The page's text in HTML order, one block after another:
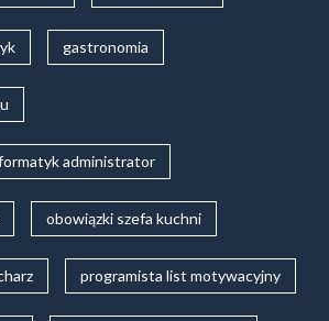
gastronomia
administrator
obowiązki szefa kuchni
programista list motywacyjny